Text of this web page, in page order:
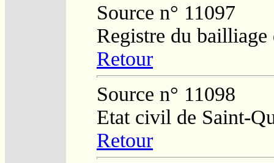
Source n° 11097
Registre du
Retour
Source n° 11098
Etat civil de Saint-
Retour